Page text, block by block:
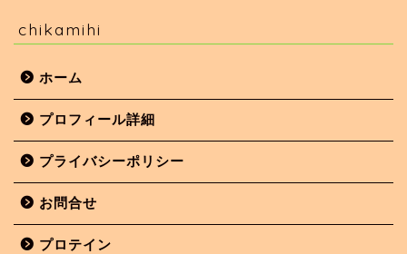
chikamihi
ホーム
プロフィール詳細
プライバシーポリシー
お問合せ
プロテイン